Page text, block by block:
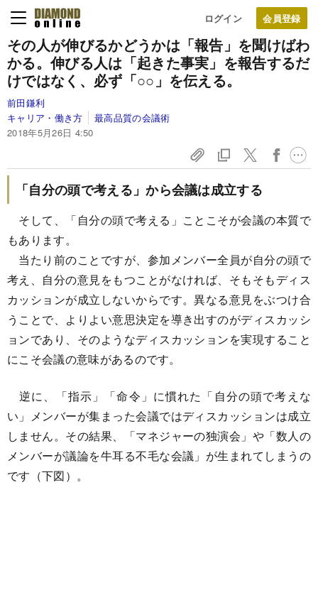
ログイン
その人が伸びるかどうかは「報告」を聞けばわ
かる。伸びる人は「起きた事実」を報告するだ
けではなく、必ず「○○」を伝える。
前田鎌利
キャリア・働き方
最高品質の会議術
2018年5月26日 4:50
「自分の頭で考える」から会議は成立する
そして、「自分の頭で考える」ことこそが会議の本質で
もあります。
当たり前のことですが、参加メンバー全員が自分の頭で
考え、自分の意見をもつことがなければ、そもそもディス
カッションが成立しないからです。異なる意見をぶつけ合
うことで、よりよい意思決定を導き出すのがディスカッシ
ョンであり、そのようなディスカッションを実現すること
にこそ会議の意味があるのです。
逆に、「指示」「命令」に慣れた「自分の頭で考えな
い」メンバーが集まった会議ではディスカッションは成立
しません。その結果、「マネジャーの独演会」や「数人の
メンバーが議論を牛耳る不毛な会議」が生まれてしまうの
です（下図）。